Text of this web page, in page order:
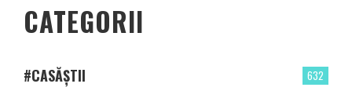
CATEGORII
632
#CASĂȘTII